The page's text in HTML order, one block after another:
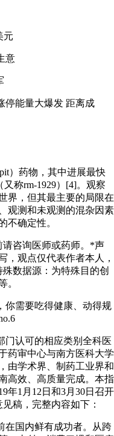
元
意
停能量大爆发 距离成
）药物，其中进展最快
又称rm-1929）[4]。观察
界，但其最主要的局限在
观测和未观测的混杂因素
不确定性。
请咨询医师或药师。*声
，观点仅代表作者本人，
数据源：为特殊目的创
。
你需要吃得健康、动得规
门认可的相应类别全科医
药审中心与南方医科大学
由学术界、制药工业界和
高效、高质量完成。本指
年1月12日和3月30日召开
稿，完整内容如下：
在国内鲜有成功者。从跨